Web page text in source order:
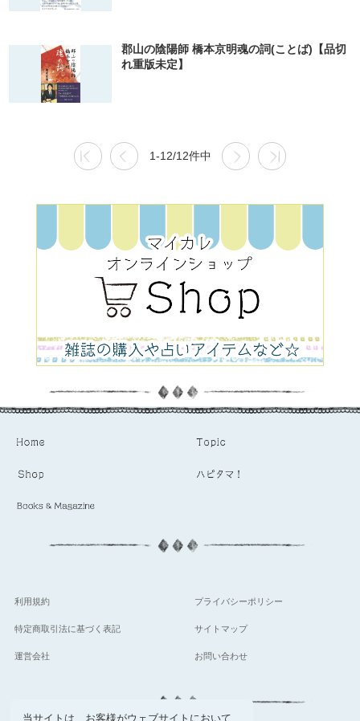
当サイトは、お客様がウェブサイトにおいて
郡山の陰陽師 橋本京明魂の詞(ことば)【品切
れ重版未定】
1-12/12件中
利用規約 プライバシーポリシー
特定商取引法に基づく表記 サイトマップ
運営会社 お問い合わせ